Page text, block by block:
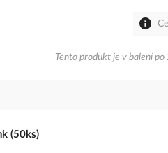
Tento produkt je v balení po
(50ks)